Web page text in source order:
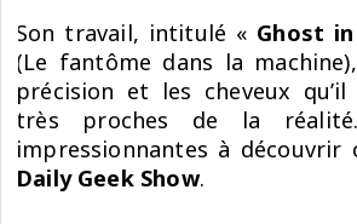
Son travail, intitulé « Ghost
(Le fantôme dans la
précision et les cheveux
très proches de la
impressionnantes à découvrir
Daily Geek Show.